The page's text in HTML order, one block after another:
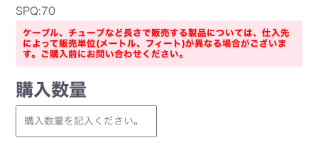
SPQ:70
ケーブル、チューブなど長さで販売する製品については、仕入先
によって販売単位(メートル、フィート)が異なる場合がございま
す。ご購入前にお問い合わせください。
購入数量